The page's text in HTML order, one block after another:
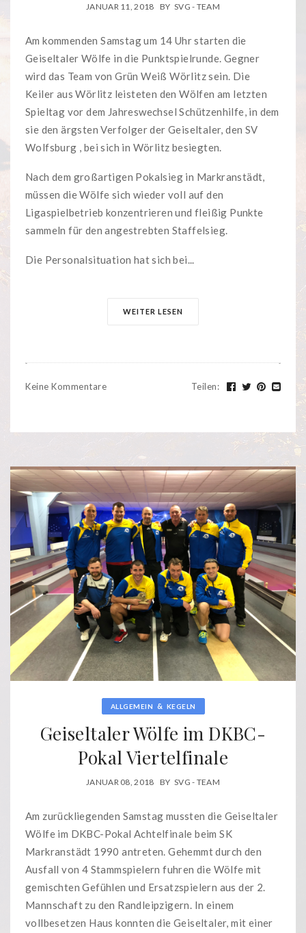
JANUAR 11, 2018 BY SVG - TEAM
Am kommenden Samstag um 14 Uhr starten die
Geiseltaler Wölfe in die Punktspielrunde. Gegner
wird das Team von Grün Weiß Wörlitz sein. Die
Keiler aus Wörlitz leisteten den Wölfen am letzten
Spieltag vor dem Jahreswechsel Schützenhilfe, in dem
sie den ärgsten Verfolger der Geiseltaler, den SV
Wolfsburg , bei sich in Wörlitz besiegten.
Nach dem großartigen Pokalsieg in Markranstädt,
müssen die Wölfe sich wieder voll auf den
Ligaspielbetrieb konzentrieren und fleißig Punkte
sammeln für den angestrebten Staffelsieg.
Die Personalsituation hat sich bei...
WEITER LESEN
Keine Kommentare Teilen:
ALLGEMEIN & KEGELN
Geiseltaler Wölfe im DKBC-
Pokal Viertelfinale
JANUAR 08, 2018 BY SVG - TEAM
Am zurückliegenden Samstag mussten die Geiseltaler
Wölfe im DKBC-Pokal Achtelfinale beim SK
Markranstädt 1990 antreten. Gehemmt durch den
Ausfall von 4 Stammspielern fuhren die Wölfe mit
gemischten Gefühlen und Ersatzspielern aus der 2.
Mannschaft zu den Randleipzigern. In einem
vollbesetzen Haus konnten die Geiseltaler, mit einer